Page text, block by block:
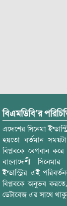
বিএমডিবি’র
এদেশের সিনেমা
হয়তো বর্তমান
বিপ্লবকে বেগবান
বাংলাদেশী
ইন্ডাস্ট্রির এই
বিপ্লবকে অনুভব করতে,
ডেটাবেজ এর সাথে